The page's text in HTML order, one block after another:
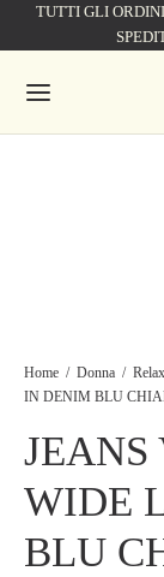
TUTTI GLI
Home / Donna / Relax
IN DENIM BLU
JEANS
WIDE
BLU